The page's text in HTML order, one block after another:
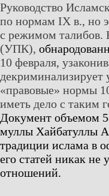
Руководство
по нормам IX в., но
с режимом талибов.
(УПК),
10 февраля,
декриминализирует
«правовые» нормы
иметь дело с таким
Документ объемом
муллы Хайбатуллы
традиции ислама в
его статей никак
отношений.